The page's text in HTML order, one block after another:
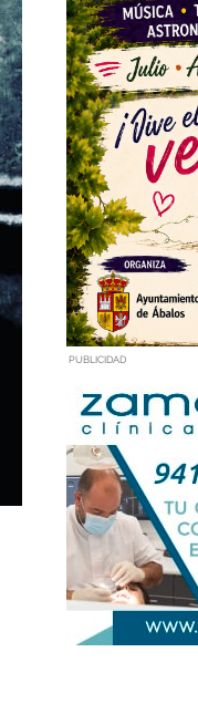
PUBLICIDAD